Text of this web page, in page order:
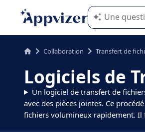
L'IA de
Collaboration Transfert de
Logiciels de
Un logiciel de transfert de
avec des pièces jointes. Ce
fichiers volumineux rapidement. Il